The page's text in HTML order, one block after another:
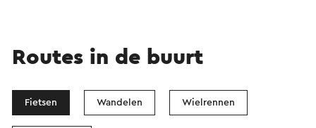
Routes in de buurt
Fietsen Wandelen Wielrennen